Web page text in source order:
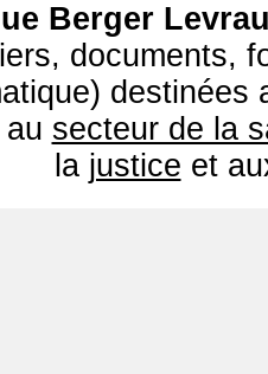
Berger
documents,
destinées
secteur de la
la justice et